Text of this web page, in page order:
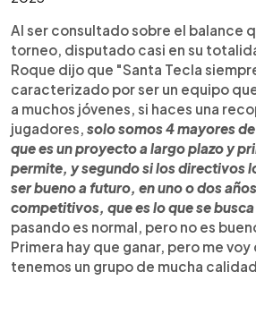
Al ser consultado sobre el balance
torneo, disputado casi en su
Roque dijo que "Santa Tecla
caracterizado por ser un equipo
a muchos jóvenes, si haces una
jugadores, solo somos 4 mayores
que es un proyecto a largo plazo y
permite, y segundo si los directivos
ser bueno a futuro, en uno o dos
competitivos, que es lo que se busca
pasando es normal, pero no es
Primera hay que ganar, pero me
tenemos un grupo de mucha